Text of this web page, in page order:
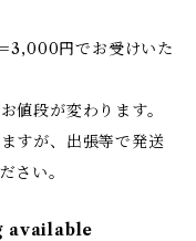
3,000円でお受けいた
値段が変わります。
すが、出張等で発送
さい。
available